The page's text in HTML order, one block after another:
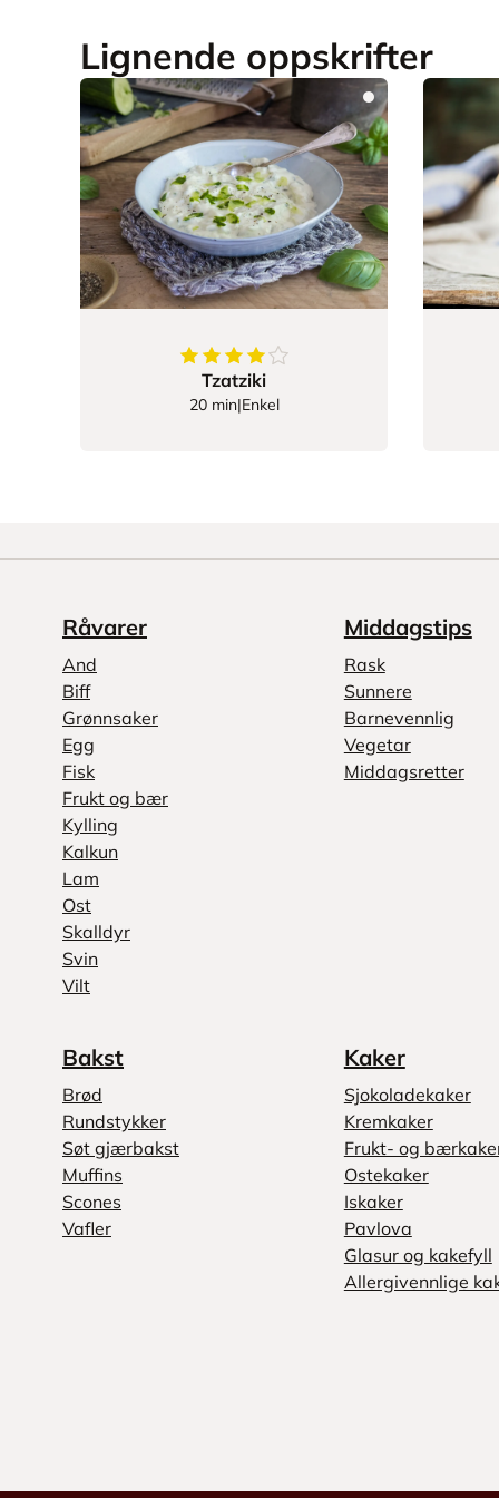
Lignende oppskrifter
4.25av 5stjerner
Tzatziki
20 min|Enkel
Råvarer
And
Biff
Grønnsaker
Egg
Fisk
Frukt og bær
Kylling
Kalkun
Lam
Ost
Skalldyr
Svin
Vilt
Middagstips
Rask
Sunnere
Barnevennlig
Vegetar
Middagsretter
Bakst
Brød
Rundstykker
Søt gjærbakst
Muffins
Scones
Vafler
Kaker
Sjokoladekaker
Kremkaker
Frukt- og
Ostekaker
Iskaker
Pavlova
Glasur og kakefyll
Allergivennlige